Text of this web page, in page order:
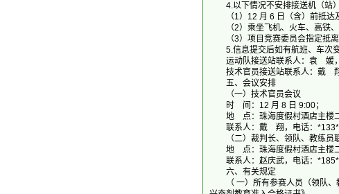
4.以下情况不安排接送机（站）
（1）12 月 6 日（含）前抵达及
（2）乘坐飞机、火车、高铁、
（3）项目竞赛委员会指定抵离
5.信息提交后如有航班、车次变
运动队接送站联系人：袁 媛，
技术官员接送站联系人：戴 翔
五、会议安排
（一）技术官员会议
时 间：12 月 8 日 9:00；
地 点：珠海度假村酒店主楼二
联系人：戴 翔，电话：
（二）裁判长、领队、教练员
地 点：珠海度假村酒店主楼二
联系人：赵庆武，电话：
六、有关规定
（ 一）所有参赛人员（领队、